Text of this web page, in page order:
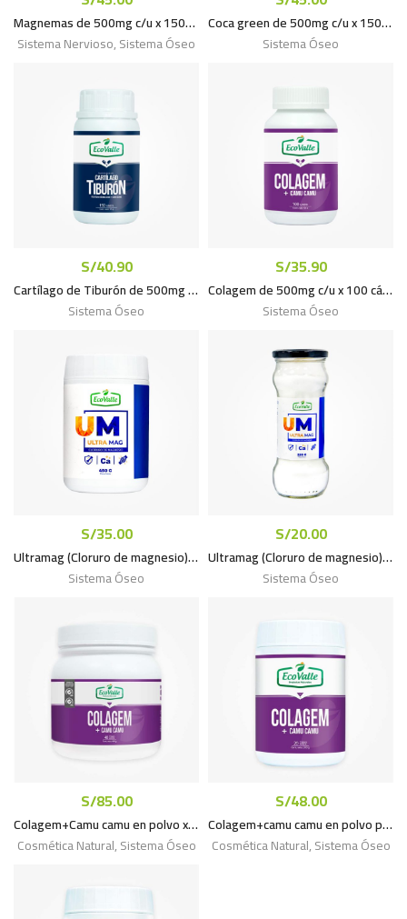
Magnemas de 500mg c/u x 150cáps.
Sistema Nervioso,Sistema Óseo
Coca green de 500mg c/u x 150cáps.
Sistema Óseo
S/40.90
Cartílago de Tiburón de 500mg c/u x 150cáps
Sistema Óseo
S/35.90
Colagem de 500mg c/u x 100 cáps.
Sistema Óseo
S/35.00
Ultramag (Cloruro de magnesio) cristalizado pote x 450g
Sistema Óseo
S/20.00
Ultramag (Cloruro de magnesio) cristalizado frasco x 250g
Sistema Óseo
S/85.00
Colagem+Camu camu en polvo x 400g
Cosmética Natural,Sistema Óseo
S/48.00
Colagem+camu camu en polvo pote x 200g
Cosmética Natural,Sistema Óseo